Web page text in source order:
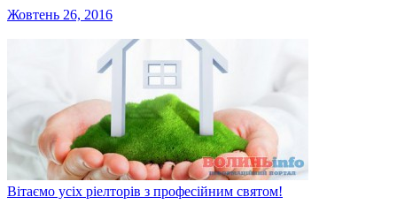
Жовтень 26, 2016
Вітаємо усіх ріелторів з професійним святом!